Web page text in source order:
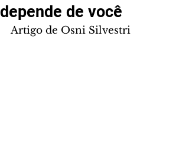
depende de você
Artigo de Osni Silvestri